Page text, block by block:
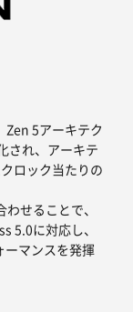
5アーキテク
され、アーキテ
ロック当たりの
せることで、
5.0に対応し、
ーマンスを発揮